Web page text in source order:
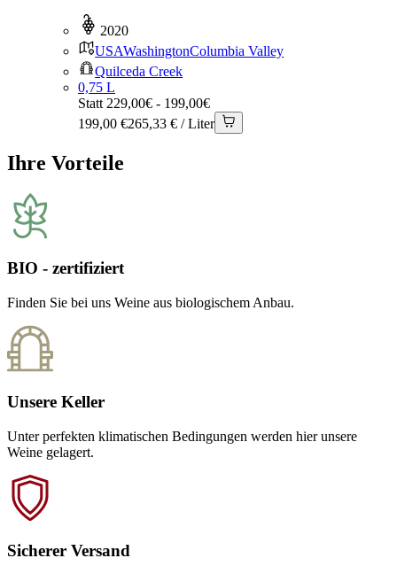
2020
USAWashingtonColumbia Valley
Quilceda Creek
0,75 L
Statt 229,00€ - 199,00€
199,00 €265,33 € / Liter
Ihre Vorteile
BIO - zertifiziert
Finden Sie bei uns Weine aus biologischem Anbau.
Unsere Keller
Unter perfekten klimatischen Bedingungen werden hier unsere
Weine gelagert.
Sicherer Versand